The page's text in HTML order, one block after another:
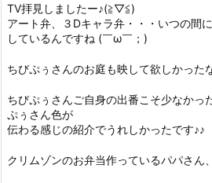
TV拝見しましたー♪(≧▽≦)
アート弁、３Dキャラ弁・・・いつの間
しているんですね (￣ω￣；)
ちびぷぅさんのお庭も映して欲しかった
ちびぷぅさんご自身の出番こそ少なかっ
ぷぅさん色が
伝わる感じの紹介でうれしかったです♪♪
クリムゾンのお弁当作っているパパさん